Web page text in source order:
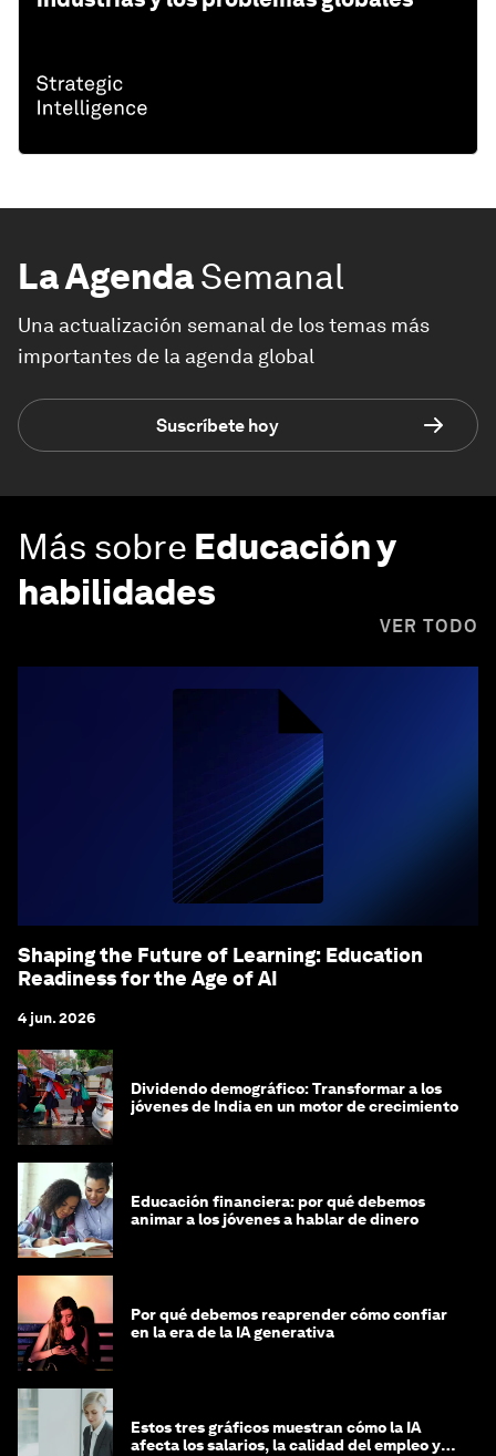
La AgendaSemanal
Una actualización semanal de los temas más
importantes de la agenda global
Suscríbete hoy
Más sobre Educación y
habilidades
VER TODO
Shaping the Future of Learning: Education
Readiness for the Age of AI
4 jun. 2026
Dividendo demográfico: Transformar a los
jóvenes de India en un motor de crecimiento
Educación financiera: por qué debemos
animar a los jóvenes a hablar de dinero
Por qué debemos reaprender cómo confiar
en la era de la IA generativa
Estos tres gráficos muestran cómo la IA
afecta los salarios, la calidad del empleo y